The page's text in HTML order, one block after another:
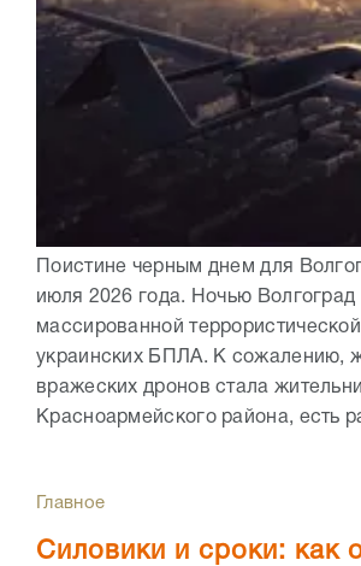
Поистине черным днем для
июля 2026 года. Ночью Волгоград
массированной террористической
украинских БПЛА. К сожалению,
вражеских дронов стала
Красноармейского района, есть
Главное
Силовики и сроки: как